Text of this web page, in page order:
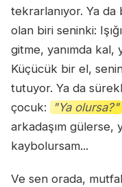
tekrarlanıyor. Ya da
olan biri seninki:
gitme, yanımda
Küçücük bir el, senin
tutuyor. Ya da
çocuk:
"Ya olursa?"
arkadaşım gülerse,
kaybolursam...
Ve sen orada,